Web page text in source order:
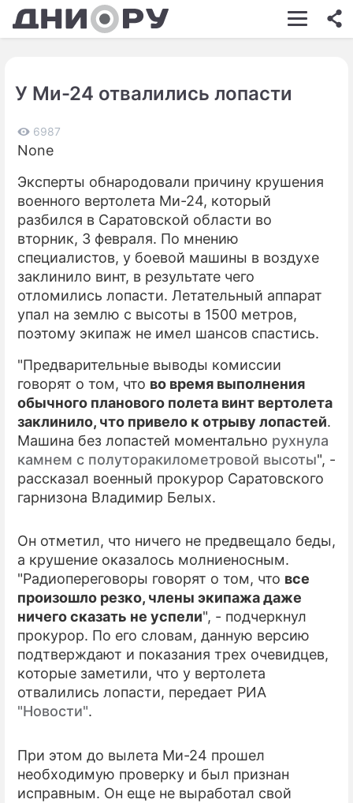
ШОУ-БИЗНЕС
КИНО
ЭКОНОМИКА
ПРОИСШЕСТВИЯ
СОННИК
СТИЛЬ ЖИЗНИ
СЕРИАЛЫ
ПРЕСС-РЕЛИЗЫ
О ПРОЕКТЕ
У Ми-24 отвалились лопасти
6987
None
Эксперты обнародовали причину крушения
военного вертолета Ми-24, который
разбился в Саратовской области во
вторник, 3 февраля. По мнению
специалистов, у боевой машины в воздухе
заклинило винт, в результате чего
отломились лопасти. Летательный аппарат
упал на землю с высоты в 1500 метров,
поэтому экипаж не имел шансов спастись.
"Предварительные выводы комиссии
говорят о том, что во время выполнения
обычного планового полета винт вертолета
заклинило, что привело к отрыву лопастей.
Машина без лопастей моментально рухнула
камнем с полуторакилометровой высоты", -
рассказал военный прокурор Саратовского
гарнизона Владимир Белых.
Он отметил, что ничего не предвещало беды,
а крушение оказалось молниеносным.
"Радиопереговоры говорят о том, что все
произошло резко, члены экипажа даже
ничего сказать не успели", - подчеркнул
прокурор. По его словам, данную версию
подтверждают и показания трех очевидцев,
которые заметили, что у вертолета
отвалились лопасти, передает РИА
"Новости".
При этом до вылета Ми-24 прошел
необходимую проверку и был признан
исправным. Он еще не выработал свой